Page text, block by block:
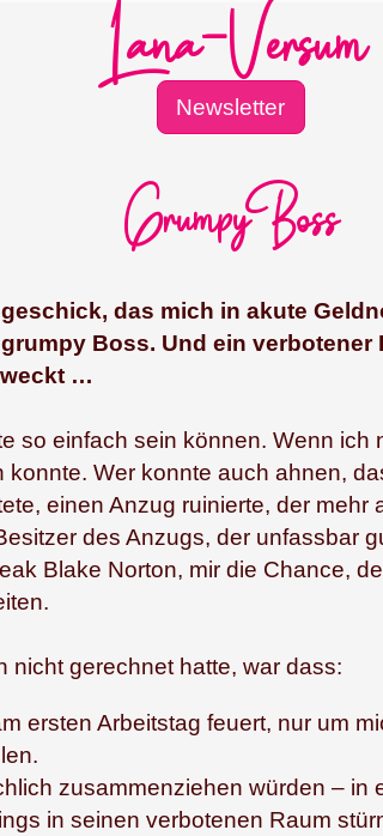
Newsletter
Grumpy Boss
das mich in akute
Boss. Und ein
…
so einfach sein können. Wenn ich
konnte. Wer konnte auch ahnen,
einen Anzug ruinierte, der
des Anzugs, der unfassbar
Blake Norton, mir die Chance,
nicht gerechnet hatte, war dass:
ersten Arbeitstag feuert, nur um
zusammenziehen würden – in
in seinen verbotenen Raum